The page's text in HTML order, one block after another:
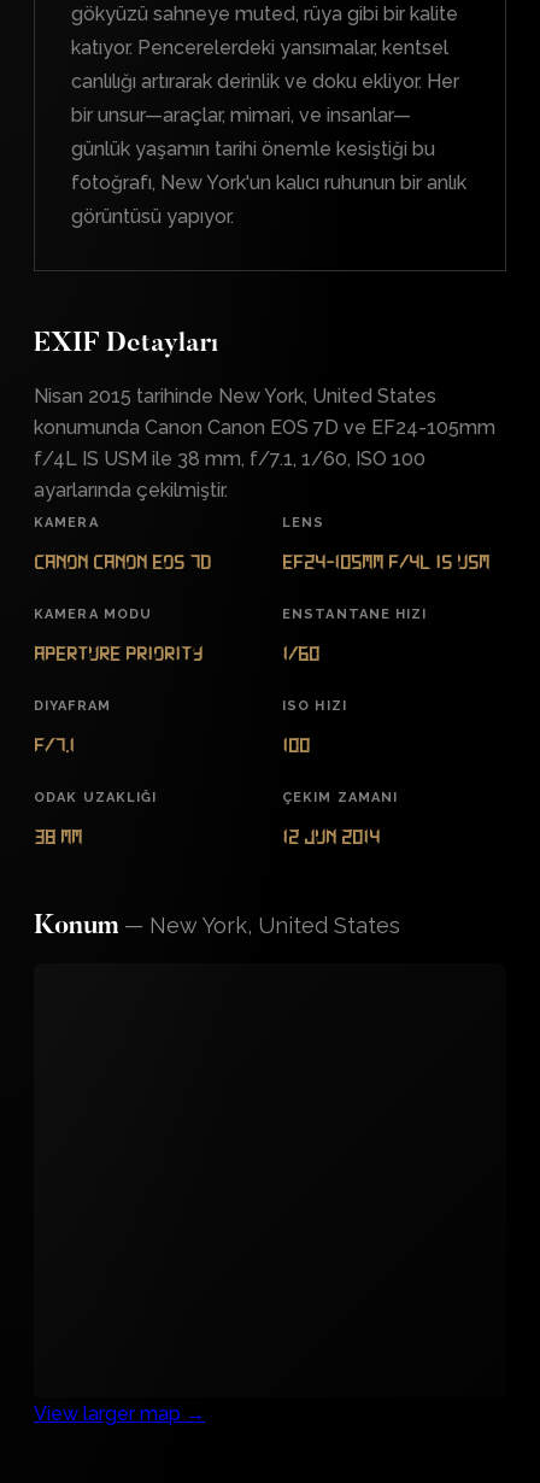
gökyüzü sahneye muted, rüya gibi bir kalite
katıyor. Pencerelerdeki yansımalar, kentsel
canlılığı artırarak derinlik ve doku ekliyor. Her
bir unsur—araçlar, mimari, ve insanlar—
günlük yaşamın tarihi önemle kesiştiği bu
fotoğrafı, New York'un kalıcı ruhunun bir anlık
görüntüsü yapıyor.
EXIF Detayları
Nisan 2015 tarihinde New York, United States
konumunda Canon Canon EOS 7D ve EF24-105mm
f/4L IS USM ile 38 mm, f/7.1, 1/60, ISO 100
ayarlarında çekilmiştir.
KAMERA
Canon Canon EOS 7D
LENS
EF24-105mm f/4L IS USM
KAMERA MODU
Aperture Priority
ENSTANTANE HIZI
1/60
DIYAFRAM
f/7.1
ISO HIZI
100
ODAK UZAKLIĞI
38 mm
ÇEKIM ZAMANI
12 Jun 2014
Konum — New York, United States
View larger map →